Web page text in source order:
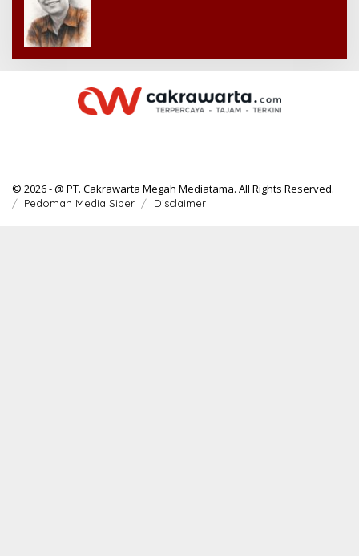
© 2026 - @ PT. Cakrawarta Megah Mediatama. All Rights Reserved.
Pedoman Media Siber Disclaimer